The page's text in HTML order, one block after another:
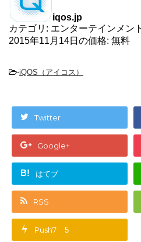
iqos.jp
カテゴリ: エンターテインメント
2015年11月14日の価格: 無料
-iQOS（アイコス）
Twitter
Google+
B! はてブ
RSS
Push7 5